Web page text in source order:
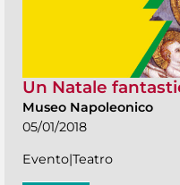
Un Natale
Museo Napoleonico
05/01/2018
Evento|Teatro